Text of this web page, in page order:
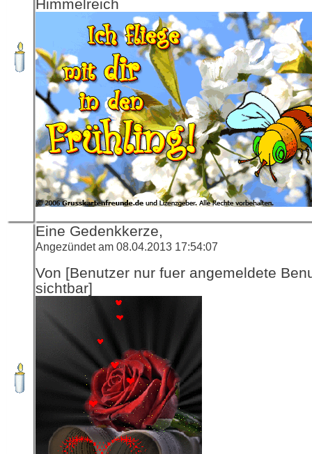
Himmelreich
Eine Gedenkkerze,
Angezündet am 08.04.2013 17:54:07
Von [Benutzer nur fuer angemeldete
sichtbar]